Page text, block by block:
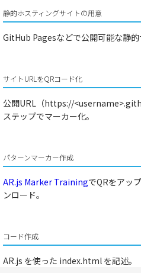
静的ホスティングサイトの用意
GitHub Pagesなどで公開可能な静的
サイトURLをQRコード化
公開URL（https://
ステップでマーカー化。
パターンマーカー作成
AR.js Marker TrainingでQRをアッ
ンロード。
コード作成
AR.js を使った index.html を記述。